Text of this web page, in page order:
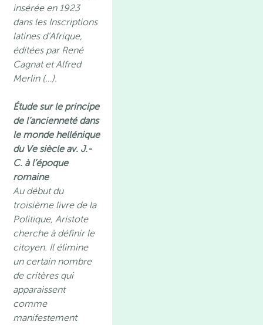
insérée en 1923
dans les Inscriptions
latines d’Afrique,
éditées par René
Cagnat et Alfred
Merlin (…).
Étude sur le principe
de l’ancienneté dans
le monde hellénique
du Ve siècle av. J.-
C. à l’époque
romaine
Au début du
troisième livre de la
Politique, Aristote
cherche à définir le
citoyen. Il élimine
un certain nombre
de critères qui
apparaissent
comme
manifestement